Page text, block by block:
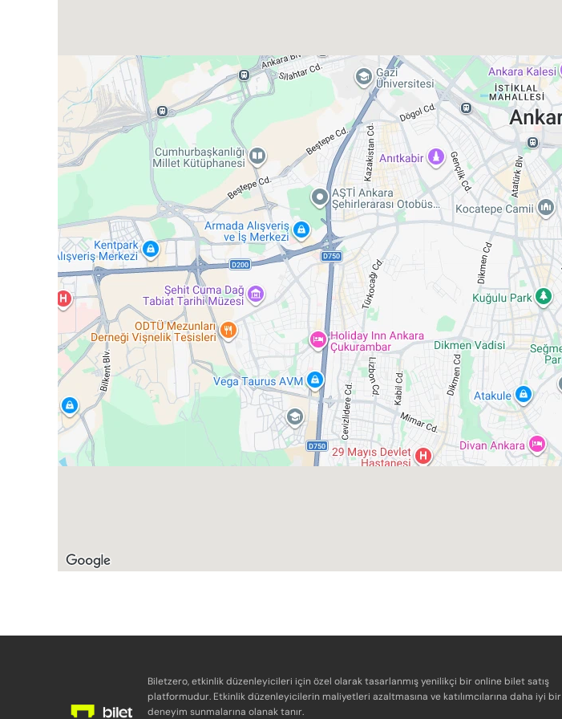
Biletzero, etkinlik düzenleyicileri için özel olarak tasarlanmış yenilikçi bir online bilet satış
platformudur. Etkinlik düzenleyicilerin maliyetleri azaltmasına ve katılımcılarına daha iyi bir
deneyim sunmalarına olanak tanır.